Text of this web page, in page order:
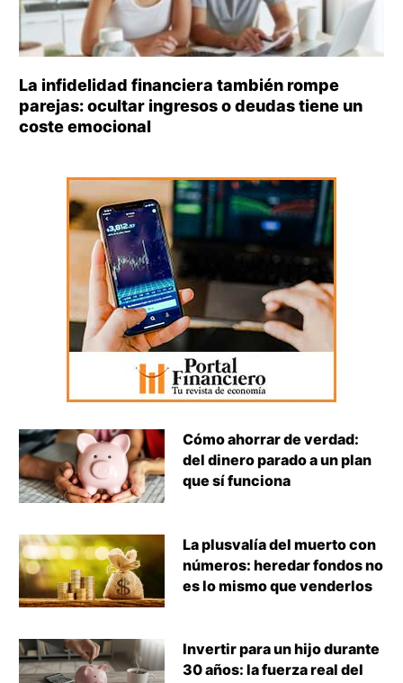
La infidelidad financiera también rompe
parejas: ocultar ingresos o deudas tiene un
coste emocional
Cómo ahorrar de verdad:
del dinero parado a un plan
que sí funciona
La plusvalía del muerto con
números: heredar fondos no
es lo mismo que venderlos
Invertir para un hijo durante
30 años: la fuerza real del